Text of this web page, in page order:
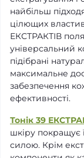
найбільш
цілющих
ЕКСТРАКТІВ
універсальний
підібрані
максимальне
забезпечення
ефективності.
Тонік 39
шкіру покращує
силою. Крім